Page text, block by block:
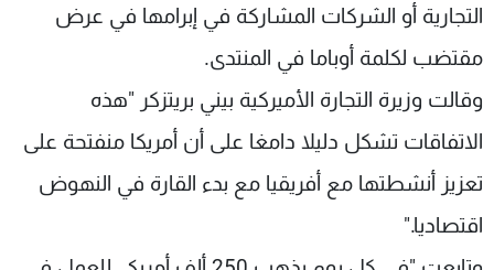
التجارية أو الشركات المشاركة في إبرامها في عرض
مقتضب لكلمة أوباما في المنتدى.
وقالت وزيرة التجارة الأميركية بيني بريتزكر "هذه
الاتفاقات تشكل دليلا دامغا على أن أمريكا منفتحة على
تعزيز أنشطتها مع أفريقيا مع بدء القارة في النهوض
اقتصاديا."